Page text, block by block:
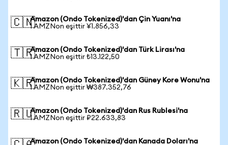
🇨🇳Amazon (Ondo Tokenized)'dan Çin Yuanı'na
1 AMZNon eşittir ¥1.856,33
🇹🇷Amazon (Ondo Tokenized)'dan Türk Lirası'na
1 AMZNon eşittir ₺13.122,50
🇰🇷Amazon (Ondo Tokenized)'dan Güney Kore Wonu'na
1 AMZNon eşittir ₩387.352,76
🇷🇺Amazon (Ondo Tokenized)'dan Rus Rublesi'na
1 AMZNon eşittir ₽22.633,83
Amazon (Ondo Tokenized)'dan Kanada Doları'na